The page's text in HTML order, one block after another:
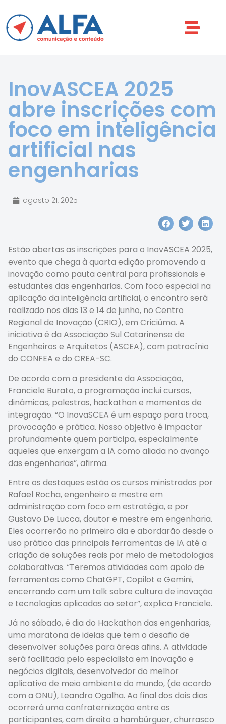
InovASCEA 2025
abre inscrições com
foco em inteligência
artificial nas
engenharias
agosto 21, 2025
Estão abertas as inscrições para o InovASCEA 2025,
evento que chega à quarta edição promovendo a
inovação como pauta central para profissionais e
estudantes das engenharias. Com foco especial na
aplicação da inteligência artificial, o encontro será
realizado nos dias 13 e 14 de junho, no Centro
Regional de Inovação (CRIO), em Criciúma. A
iniciativa é da Associação Sul Catarinense de
Engenheiros e Arquitetos (ASCEA), com patrocínio
do CONFEA e do CREA-SC.
De acordo com a presidente da Associação,
Franciele Burato, a programação inclui cursos,
dinâmicas, palestras, hackathon e momentos de
integração. “O InovaSCEA é um espaço para troca,
provocação e prática. Nosso objetivo é impactar
profundamente quem participa, especialmente
aqueles que enxergam a IA como aliada no avanço
das engenharias”, afirma.
Entre os destaques estão os cursos ministrados por
Rafael Rocha, engenheiro e mestre em
administração com foco em estratégia, e por
Gustavo De Lucca, doutor e mestre em engenharia.
Eles ocorrerão no primeiro dia e abordarão desde o
uso prático das principais ferramentas de IA até a
criação de soluções reais por meio de metodologias
colaborativas. “Teremos atividades com apoio de
ferramentas como ChatGPT, Copilot e Gemini,
encerrando com um talk sobre cultura de inovação
e tecnologias aplicadas ao setor”, explica Franciele.
Já no sábado, é dia do Hackathon das engenharias,
uma maratona de ideias que tem o desafio de
desenvolver soluções para áreas afins. A atividade
será facilitada pelo especialista em inovação e
negócios digitais, desenvolvedor do melhor
aplicativo de meio ambiente do mundo, (de acordo
com a ONU), Leandro Ogalha. Ao final dos dois dias
ocorrerá uma confraternização entre os
participantes, com direito a hambúrguer, churrasco